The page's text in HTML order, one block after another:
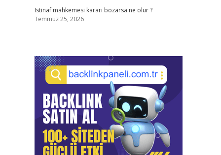
Istinaf mahkemesi kararı bozarsa ne olur ?
Temmuz 25, 2026